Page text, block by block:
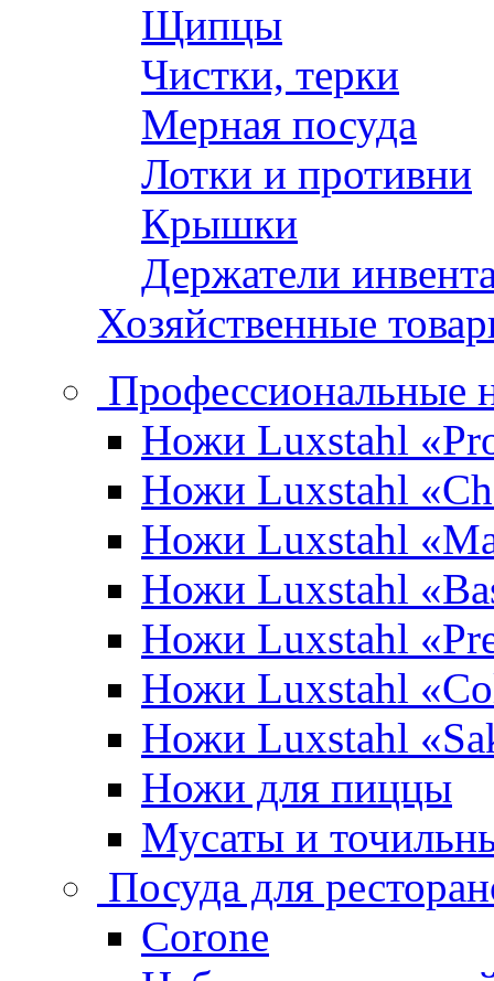
Щипцы
Чистки, терки
Мерная посуда
Лотки и противни
Крышки
Держатели
Хозяйственные
Профессиональные
Ножи Luxstahl
Ножи Luxstahl
Ножи Luxstahl
Ножи Luxstahl
Ножи Luxstahl
Ножи Luxstahl
Ножи Luxstahl
Ножи для пиццы
Мусаты и
Посуда для
Corone